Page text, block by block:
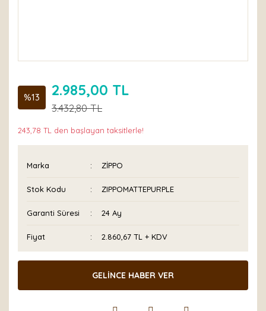
%13 2.985,00 TL
3.432,80 TL
243,78 TL den başlayan taksitlerle!
Marka ZİPPO
Stok Kodu ZIPPOMATTEPURPLE
Garanti Süresi 24 Ay
Fiyat 2.860,67 TL + KDV
GELİNCE HABER VER